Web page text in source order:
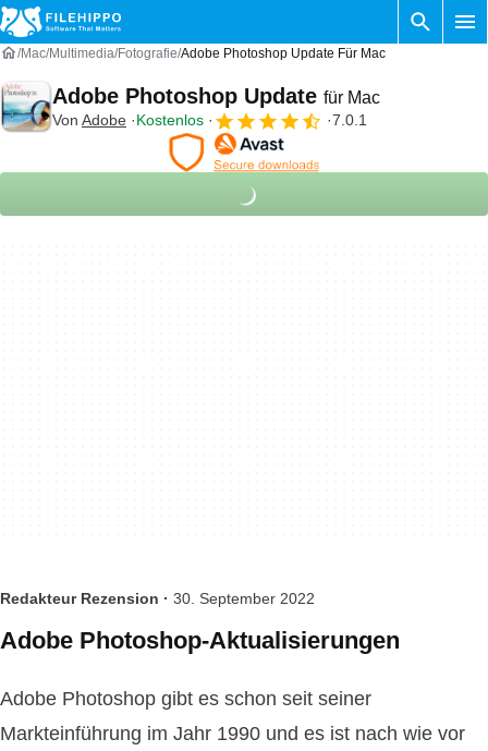
Mac Multimedia Fotografie Adobe Photoshop Update Für Mac
Adobe Photoshop Update für Mac
Von Adobe Kostenlos 7.0.1
Redakteur Rezension · 30. September 2022
Adobe Photoshop-Aktualisierungen
Adobe Photoshop gibt es schon seit seiner
Markteinführung im Jahr 1990 und es ist nach wie vor